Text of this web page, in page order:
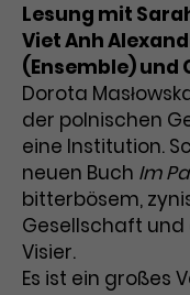
Zweck
wird
der
Anbieter
Laufzeit 3
Zweck
Lesung mit
Viet Anh
(Ensemble) und
Dorota
der polnischen
eine Institution.
neuen Buch Im
bitterbösem,
Gesellschaft
Visier.
Es ist ein großes